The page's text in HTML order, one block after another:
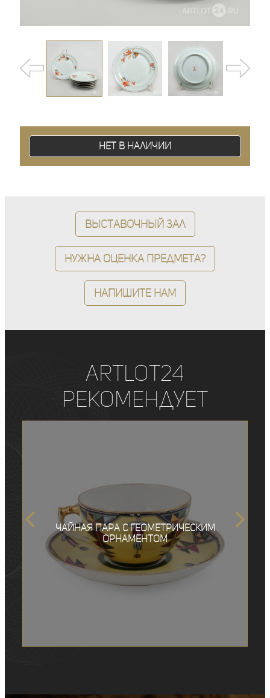
Нет в наличии
Выставочный зал
Нужна оценка предмета?
Напишите нам
ArtLot24
рекомендует
Чайная пара с геометрическим
орнаментом